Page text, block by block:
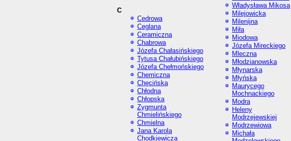
C
Cedrowa
Ceglana
Ceramiczna
Chabrowa
Józefa Chałasińskiego
Tytusa Chałubińskiego
Józefa Chełmońskiego
Chemiczna
Chęcińska
Chłodna
Chłopska
Zygmunta
Chmielińskiego
Chmielna
Jana Karola
Chodkiewicza
Władysława Mikosa
Milejowicka
Milenijna
Miła
Miodowa
Józefa Mireckiego
Mleczna
Młodzianowska
Młynarska
Młyńska
Maurycego
Mochnackiego
Modra
Heleny
Modrzejewskiej
Modrzewiowa
Michała